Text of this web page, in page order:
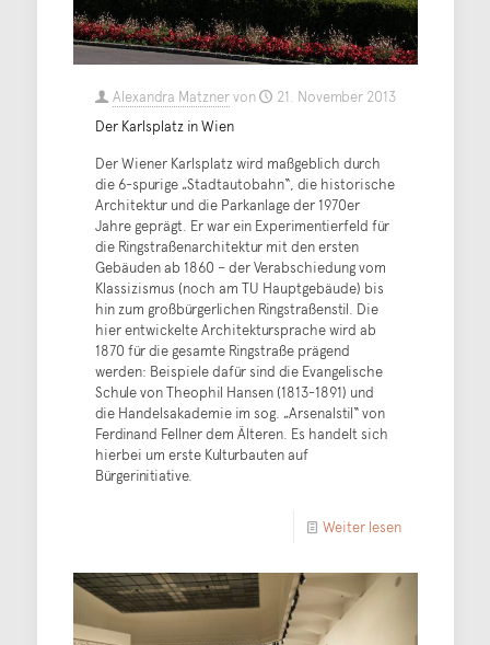
Alexandra Matznervon
21. November 2013
Der Karlsplatz in Wien
Der Wiener Karlsplatz wird maßgeblich durch
die 6-spurige „Stadtautobahn“, die historische
Architektur und die Parkanlage der 1970er
Jahre geprägt. Er war ein Experimentierfeld für
die Ringstraßenarchitektur mit den ersten
Gebäuden ab 1860 – der Verabschiedung vom
Klassizismus (noch am TU Hauptgebäude) bis
hin zum großbürgerlichen Ringstraßenstil. Die
hier entwickelte Architektursprache wird ab
1870 für die gesamte Ringstraße prägend
werden: Beispiele dafür sind die Evangelische
Schule von Theophil Hansen (1813-1891) und
die Handelsakademie im sog. „Arsenalstil“ von
Ferdinand Fellner dem Älteren. Es handelt sich
hierbei um erste Kulturbauten auf
Bürgerinitiative.
Weiter lesen